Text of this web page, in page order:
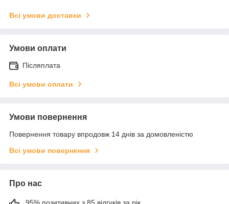
Всі умови доставки
Умови оплати
Післяплата
Всі умови оплати
Умови повернення
Повернення товару впродовж 14 днів за домовленістю
Всі умови повернення
Про нас
95% позитивних з 85 відгуків за рік